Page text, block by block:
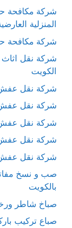
شركة مكافحة
المنزلية
شركة مكافحة
شركة نقل
الكويت
شركة نقل عفش
شركة نقل عفش
شركة نقل عفش
شركة نقل
شركة نقل
صب و نسخ
بالكويت
صباخ شاطر
صباع تركيب